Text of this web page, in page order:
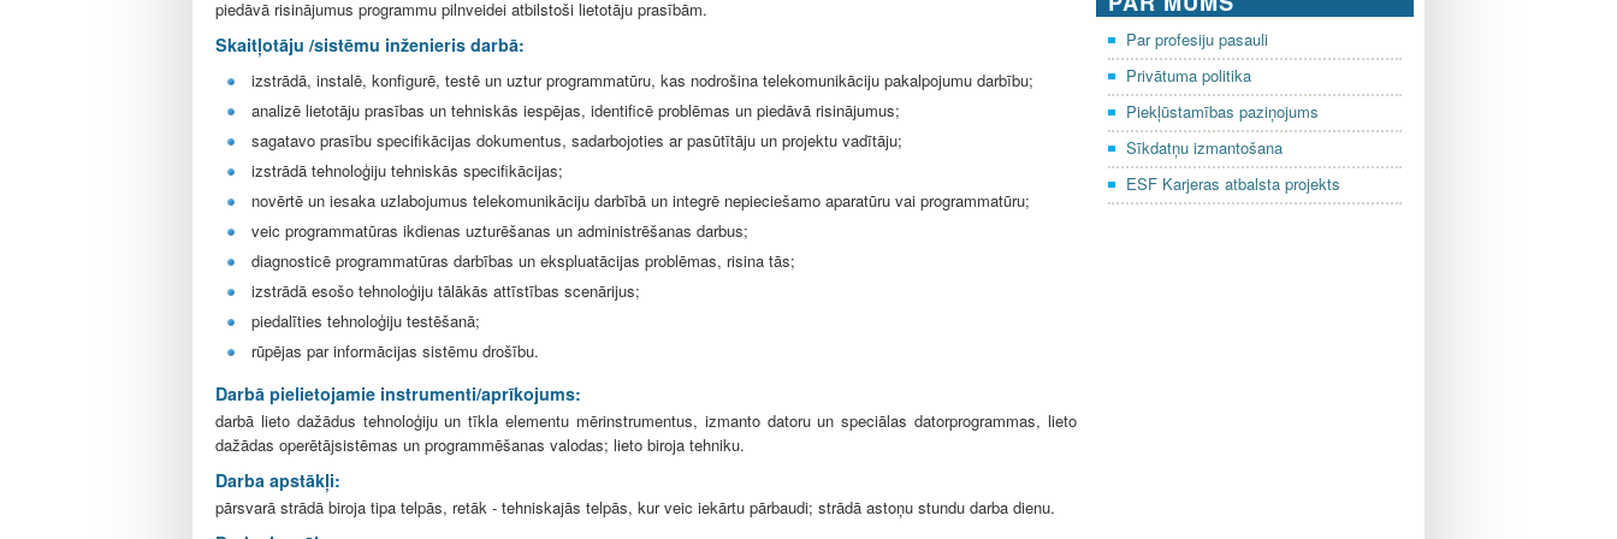
e
piedāvā risinājumus programmu pilnveidei atbilstoši lietotāju prasībām.
Skaitļotāju /sistēmu inženieris darbā:
izstrādā, instalē, konfigurē, testē un uztur programmatūru, kas nodrošina telekomunikāciju pakalpojumu darbību;
analizē lietotāju prasības un tehniskās iespējas, identificē problēmas un piedāvā risinājumus;
sagatavo prasību specifikācijas dokumentus, sadarbojoties ar pasūtītāju un projektu vadītāju;
izstrādā tehnoloģiju tehniskās specifikācijas;
novērtē un iesaka uzlabojumus telekomunikāciju darbībā un integrē nepieciešamo aparatūru vai programmatūru;
veic programmatūras ikdienas uzturēšanas un administrēšanas darbus;
diagnosticē programmatūras darbības un ekspluatācijas problēmas, risina tās;
izstrādā esošo tehnoloģiju tālākās attīstības scenārijus;
piedalīties tehnoloģiju testēšanā;
rūpējas par informācijas sistēmu drošību.
Darbā pielietojamie instrumenti/aprīkojums:
darbā lieto dažādus tehnoloģiju un tīkla elementu mērinstrumentus, izmanto datoru un speciālas datorprogrammas, lieto
dažādas operētājsistēmas un programmēšanas valodas; lieto biroja tehniku.
Darba apstākļi:
pārsvarā strādā biroja tipa telpās, retāk - tehniskajās telpās, kur veic iekārtu pārbaudi; strādā astoņu stundu darba dienu.
Par profesiju pasauli
Privātuma politika
Piekļūstamības paziņojums
Sīkdatņu izmantošana
ESF Karjeras atbalsta projekts